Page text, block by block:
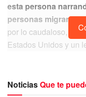
esta persona
personas migrantes
por lo caudaloso, la
Estados Unidos y un
NoticiasQue te